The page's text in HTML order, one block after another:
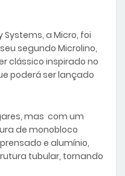
Systems, a Micro, foi
segundo Microlino,
clássico inspirado no
poderá ser lançado
mas com um
de monobloco
e alumínio,
tubular, tornando